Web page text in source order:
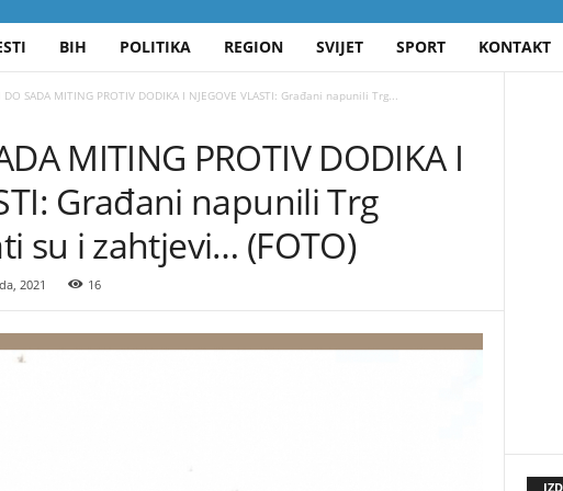
BIH POLITIKA REGION SVIJET SPORT KONTAKT
DO SADA MITING PROTIV DODIKA I NJEGOVE VLASTI: Građani napunili Trg...
MITING PROTIV DODIKA I
Građani napunili Trg
su i zahtjevi… (FOTO)
2021 16